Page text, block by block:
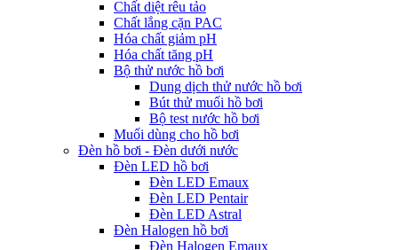
Chất diệt rêu tảo
Chất lắng cặn PAC
Hóa chất giảm pH
Hóa chất tăng pH
Bộ thử nước hồ bơi
Dung dịch thử nước hồ bơi
Bút thử muối hồ bơi
Bộ test nước hồ bơi
Muối dùng cho hồ bơi
Đèn hồ bơi - Đèn dưới nước
Đèn LED hồ bơi
Đèn LED Emaux
Đèn LED Pentair
Đèn LED Astral
Đèn Halogen hồ bơi
Đèn Halogen Emaux